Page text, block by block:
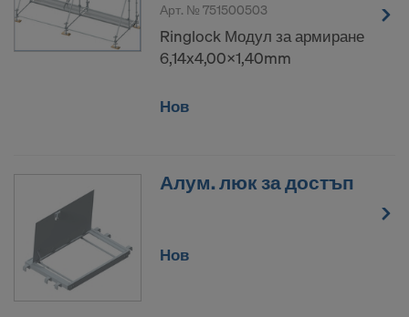
Арт. № 751500503
Ringlock Модул за армиране
6,14x4,00x1,40mm
Нов
Алум. люк за достъп
Нов